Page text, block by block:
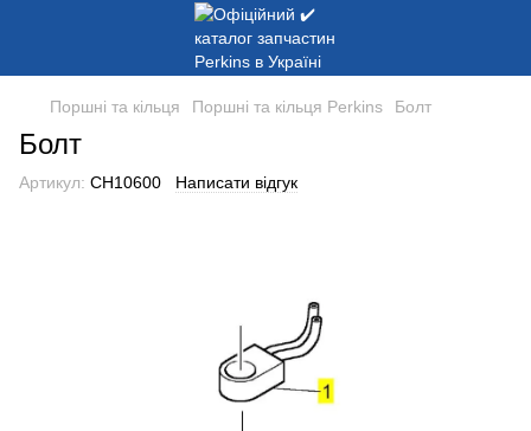
Поршні та кільця Поршні та кільця Perkins Болт
Болт
Артикул: CH10600 Написати відгук